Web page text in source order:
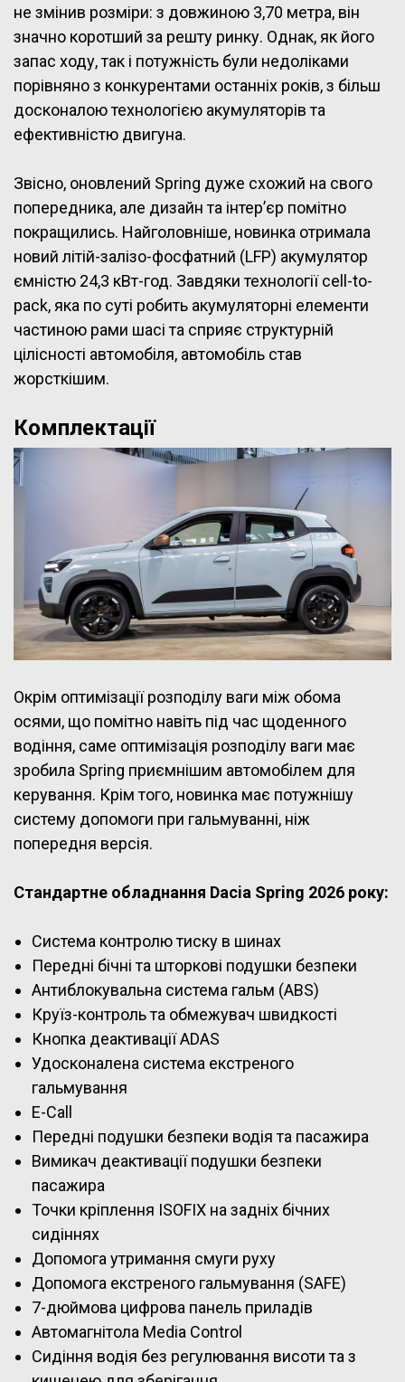
не змінив розміри: з довжиною 3,70 метра, він
значно коротший за решту ринку. Однак, як його
запас ходу, так і потужність були недоліками
порівняно з конкурентами останніх років, з більш
досконалою технологією акумуляторів та
ефективністю двигуна.
Звісно, оновлений Spring дуже схожий на свого
попередника, але дизайн та інтер’єр помітно
покращились. Найголовніше, новинка отримала
новий літій-залізо-фосфатний (LFP) акумулятор
ємністю 24,3 кВт-год. Завдяки технології cell-to-
pack, яка по суті робить акумуляторні елементи
частиною рами шасі та сприяє структурній
цілісності автомобіля, автомобіль став
жорсткішим.
Комплектації
Окрім оптимізації розподілу ваги між обома
осями, що помітно навіть під час щоденного
водіння, саме оптимізація розподілу ваги має
зробила Spring приємнішим автомобілем для
керування. Крім того, новинка має потужнішу
систему допомоги при гальмуванні, ніж
попередня версія.
Стандартне обладнання Dacia Spring 2026 року:
Система контролю тиску в шинах
Передні бічні та шторкові подушки безпеки
Антиблокувальна система гальм (ABS)
Круїз-контроль та обмежувач швидкості
Кнопка деактивації ADAS
Удосконалена система екстреного
гальмування
E-Call
Передні подушки безпеки водія та пасажира
Вимикач деактивації подушки безпеки
пасажира
Точки кріплення ISOFIX на задніх бічних
сидіннях
Допомога утримання смуги руху
Допомога екстреного гальмування (SAFE)
7-дюймова цифрова панель приладів
Автомагнітола Media Control
Сидіння водія без регулювання висоти та з